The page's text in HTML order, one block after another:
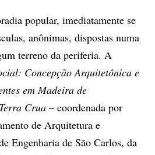
popular, imediatamente se
anônimas, dispostas numa
terreno da periferia. A
Concepção Arquitetônica e
em Madeira de
Crua – coordenada por
de Arquitetura e
Engenharia de São Carlos, da